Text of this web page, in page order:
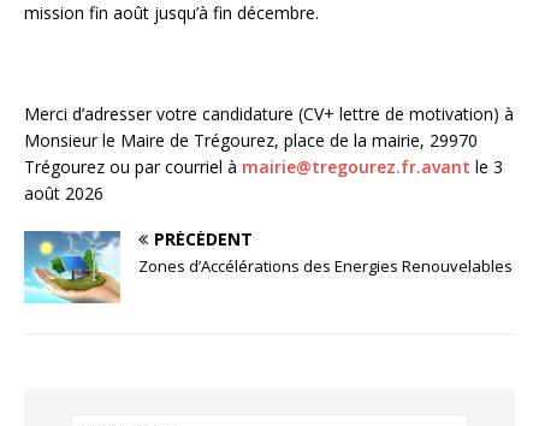
mission fin août jusqu’à fin décembre.
Merci d’adresser votre candidature (CV+ lettre de motivation) à
Monsieur le Maire de Trégourez, place de la mairie, 29970
Trégourez ou par courriel à mairie@tregourez.fr.avant le 3
août 2026
PRÉCÉDENT
Zones d’Accélérations des Energies Renouvelables